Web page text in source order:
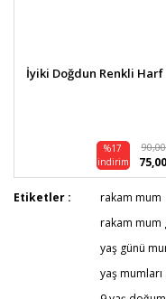
İyiki Doğdun Renkli
%17
indirim
Etiketler : rakam mum
rakam mum
yaş günü
yaş mumları